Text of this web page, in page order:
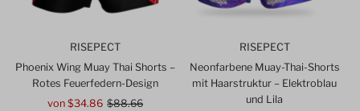
RISEPECT
Phoenix Wing Muay Thai Shorts –
Rotes Feuerfedern-Design
Angebotspreis
von $34.86 Regulärer
$88.66
RISEPECT
Neonfarbene Muay-Thai-Shorts
mit Haarstruktur – Elektroblau
und Lila